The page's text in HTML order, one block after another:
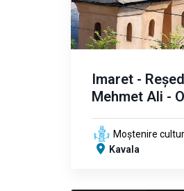
Imaret -
Mehmet Ali -
Moștenire
Kavala